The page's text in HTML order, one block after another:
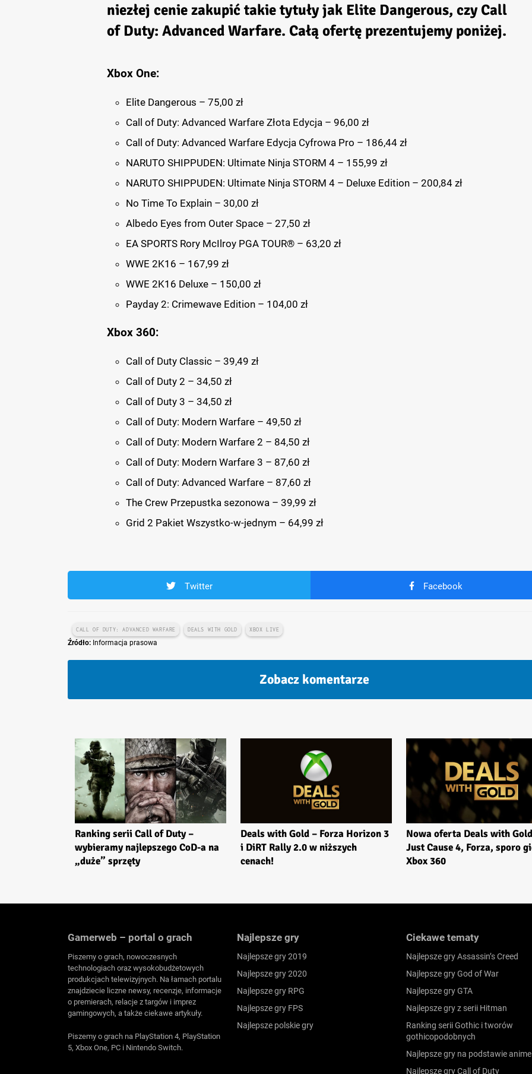
niezłej cenie zakupić takie tytuły jak Elite Dangerous, czy Call
of Duty: Advanced Warfare. Całą ofertę prezentujemy poniżej.
Xbox One:
Elite Dangerous – 75,00 zł
Call of Duty: Advanced Warfare Złota Edycja – 96,00 zł
Call of Duty: Advanced Warfare Edycja Cyfrowa Pro – 186,44 zł
NARUTO SHIPPUDEN: Ultimate Ninja STORM 4 – 155,99 zł
NARUTO SHIPPUDEN: Ultimate Ninja STORM 4 – Deluxe Edition – 200,84 zł
No Time To Explain – 30,00 zł
Albedo Eyes from Outer Space – 27,50 zł
EA SPORTS Rory McIlroy PGA TOUR® – 63,20 zł
WWE 2K16 – 167,99 zł
WWE 2K16 Deluxe – 150,00 zł
Payday 2: Crimewave Edition – 104,00 zł
Xbox 360:
Call of Duty Classic – 39,49 zł
Call of Duty 2 – 34,50 zł
Call of Duty 3 – 34,50 zł
Call of Duty: Modern Warfare – 49,50 zł
Call of Duty: Modern Warfare 2 – 84,50 zł
Call of Duty: Modern Warfare 3 – 87,60 zł
Call of Duty: Advanced Warfare – 87,60 zł
The Crew Przepustka sezonowa – 39,99 zł
Grid 2 Pakiet Wszystko-w-jednym – 64,99 zł
Twitter Facebook
CALL OF DUTY: ADVANCED WARFARE DEALS WITH GOLD XBOX LIVE
Źródło: Informacja prasowa
Zobacz komentarze
Ranking serii Call of Duty –
wybieramy najlepszego CoD-a na
„duże” sprzęty
Deals with Gold – Forza Horizon 3
i DiRT Rally 2.0 w niższych
cenach!
Nowa oferta Deals with
Just Cause 4, Forza, sporo
Xbox 360
Gamerweb – portal o grach
Piszemy o grach, nowoczesnych
technologiach oraz wysokobudżetowych
produkcjach telewizyjnych. Na łamach portalu
znajdziecie liczne newsy, recenzje, informacje
o premierach, relacje z targów i imprez
gamingowych, a także ciekawe artykuły.
Piszemy o grach na PlayStation 4, PlayStation
5, Xbox One, PC i Nintendo Switch.
Najlepsze gry
Najlepsze gry 2019
Najlepsze gry 2020
Najlepsze gry RPG
Najlepsze gry FPS
Najlepsze polskie gry
Ciekawe tematy
Najlepsze gry Assassin’s Creed
Najlepsze gry God of War
Najlepsze gry GTA
Najlepsze gry z serii Hitman
Ranking serii Gothic i tworów
gothicopodobnych
Najlepsze gry na podstawie anime
Najlepsze gry Call of Duty